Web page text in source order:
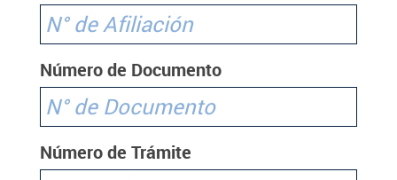
Número de Documento
Número de Trámite